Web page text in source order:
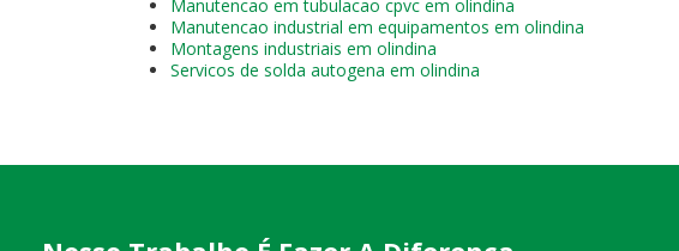
Manutencao em tubulacao cpvc em olindina
Manutencao industrial em equipamentos em olindina
Montagens industriais em olindina
Servicos de solda autogena em olindina